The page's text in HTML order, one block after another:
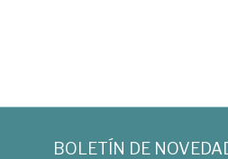
BOLETÍN DE